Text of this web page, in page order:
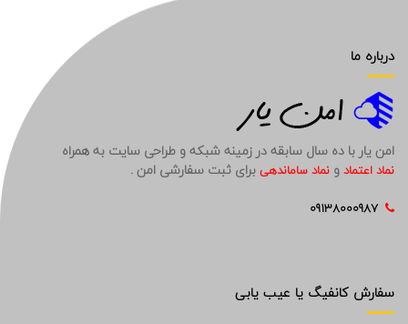
درباره ما
امن یار با ده سال سابقه در زمینه شبکه و طراحی سایت به همراه
نماد اعتمادو نماد ساماندهیبرای ثبت سفارشی امن .
سفارش کانفیگ یا عیب یابی